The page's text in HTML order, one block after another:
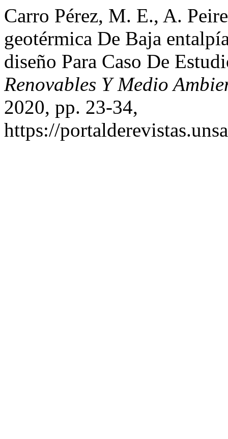
Carro Pérez, M. E., A.
geotérmica De Baja
diseño Para Caso De
Renovables Y Medio
2020, pp. 23-34,
https://